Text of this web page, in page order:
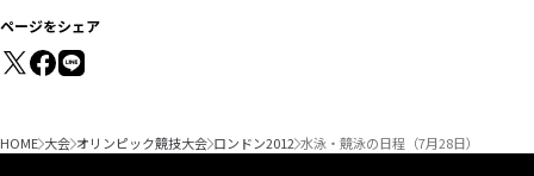
ページをシェア
HOME 大会 オリンピック競技大会 ロンドン2012 水泳・競泳の日程（7月28日）